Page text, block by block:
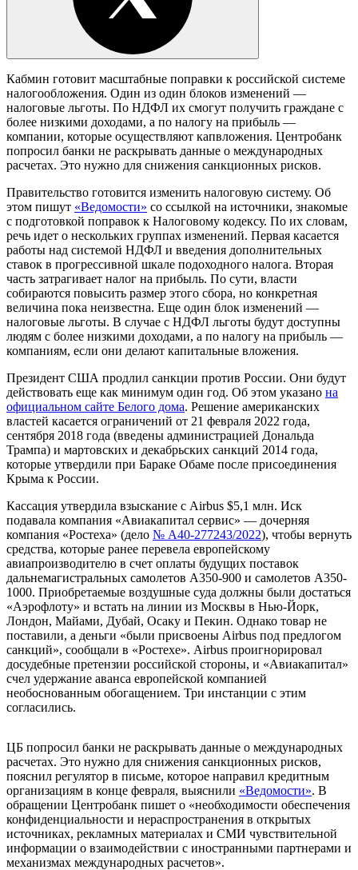
Кабмин готовит масштабные поправки к российской системе
налогообложения. Один из один блоков изменений —
налоговые льготы. По НДФЛ их смогут получить граждане с
более низкими доходами, а по налогу на прибыль —
компании, которые осуществляют капвложения. Центробанк
попросил банки не раскрывать данные о международных
расчетах. Это нужно для снижения санкционных рисков.
Правительство готовится изменить налоговую систему. Об
этом пишут «Ведомости» со ссылкой на источники, знакомые
с подготовкой поправок к Налоговому кодексу. По их словам,
речь идет о нескольких группах изменений. Первая касается
работы над системой НДФЛ и введения дополнительных
ставок в прогрессивной шкале подоходного налога. Вторая
часть затрагивает налог на прибыль. По сути, власти
собираются повысить размер этого сбора, но конкретная
величина пока неизвестна. Еще один блок изменений —
налоговые льготы. В случае с НДФЛ льготы будут доступны
людям с более низкими доходами, а по налогу на прибыль —
компаниям, если они делают капитальные вложения.
Президент США продлил санкции против России. Они будут
действовать еще как минимум один год. Об этом указано на
официальном сайте Белого дома. Решение американских
властей касается ограничений от 21 февраля 2022 года,
сентября 2018 года (введены администрацией Дональда
Трампа) и мартовских и декабрьских санкций 2014 года,
которые утвердили при Бараке Обаме после присоединения
Крыма к России.
Кассация утвердила взыскание с Airbus $5,1 млн. Иск
подавала компания «Авиакапитал сервис» — дочерняя
компания «Ростеха» (дело № А40-277243/2022), чтобы вернуть
средства, которые ранее перевела европейскому
авиапроизводителю в счет оплаты будущих поставок
дальнемагистральных самолетов А350-900 и самолетов А350-
1000. Приобретаемые воздушные суда должны были достаться
«Аэрофлоту» и встать на линии из Москвы в Нью-Йорк,
Лондон, Майами, Дубай, Осаку и Пекин. Однако товар не
поставили, а деньги «были присвоены Airbus под предлогом
санкций», сообщали в «Ростехе». Airbus проигнорировал
досудебные претензии российской стороны, и «Авиакапитал»
счел удержание аванса европейской компанией
необоснованным обогащением. Три инстанции с этим
согласились.
ЦБ попросил банки не раскрывать данные о международных
расчетах. Это нужно для снижения санкционных рисков,
пояснил регулятор в письме, которое направил кредитным
организациям в конце февраля, выяснили «Ведомости». В
обращении Центробанк пишет о «необходимости обеспечения
конфиденциальности и нераспространения в открытых
источниках, рекламных материалах и СМИ чувствительной
информации о взаимодействии с иностранными партнерами и
механизмах международных расчетов».